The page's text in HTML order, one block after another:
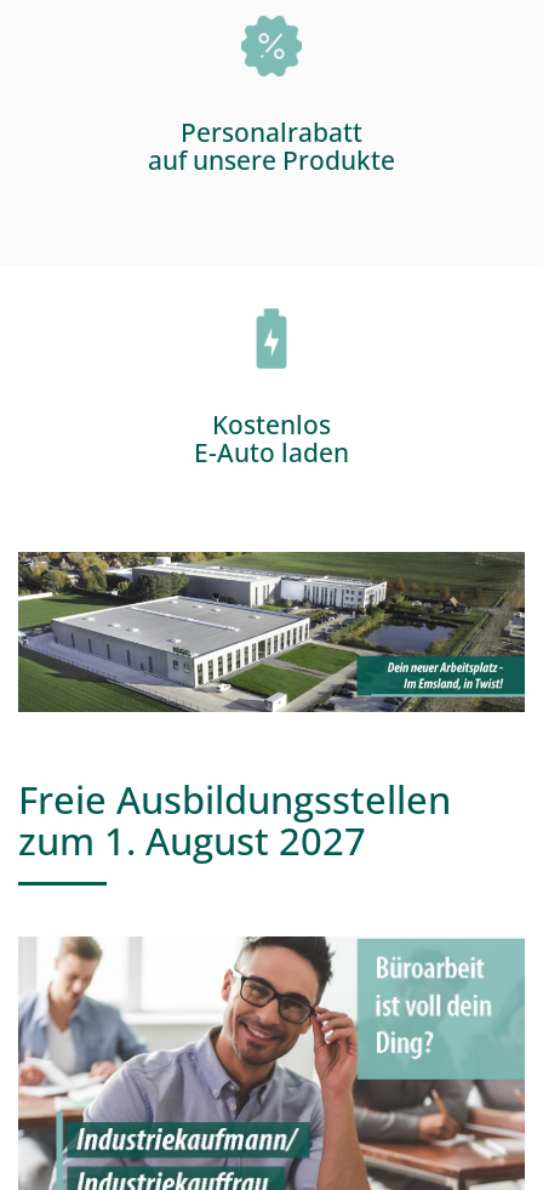
Personalrabatt
auf unsere Produkte
Kostenlos
E-Auto laden
Freie Ausbildungsstellen
zum 1. August 2027
Industriekaufmann/-frau
(m/w/d)
weitere Infos